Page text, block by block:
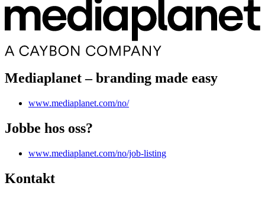
Mediaplanet – branding made easy
www.mediaplanet.com/no/
Jobbe hos oss?
www.mediaplanet.com/no/job-listing
Kontakt